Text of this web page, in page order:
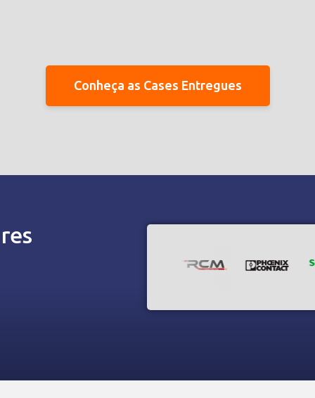
Conheça as Cases Entregues